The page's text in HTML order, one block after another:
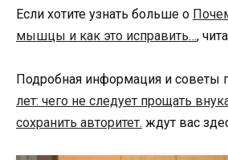
Если хотите узнать больше о
мышцы и как это исправить…,
Подробная информация и советы
лет: чего не следует прощать
сохранить авторитет. ждут вас